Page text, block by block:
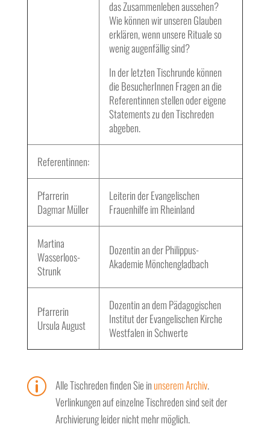
das Zusammenleben aussehen?
Wie können wir unseren Glauben
erklären, wenn unsere Rituale so
wenig augenfällig sind?
In der letzten Tischrunde können
die BesucherInnen Fragen an die
Referentinnen stellen oder eigene
Statements zu den Tischreden
abgeben.
Referentinnen:
Pfarrerin
Dagmar Müller
Leiterin der Evangelischen
Frauenhilfe im Rheinland
Martina
Wasserloos-
Strunk
Dozentin an der Philippus-
Akademie Mönchengladbach
Pfarrerin
Ursula August
Dozentin an dem Pädagogischen
Institut der Evangelischen Kirche
Westfalen in Schwerte
p Alle Tischreden finden Sie inunserem Archiv.
Verlinkungen auf einzelne Tischreden sind seit der
Archivierung leider nicht mehr möglich.